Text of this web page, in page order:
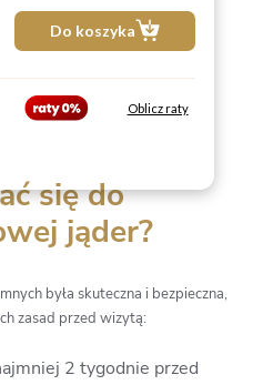
3
4
6
8
9
Do koszyka
Oblicz raty
się do
jąder?
była skuteczna i bezpieczna,
zasad przed wizytą:
2 tygodnie przed